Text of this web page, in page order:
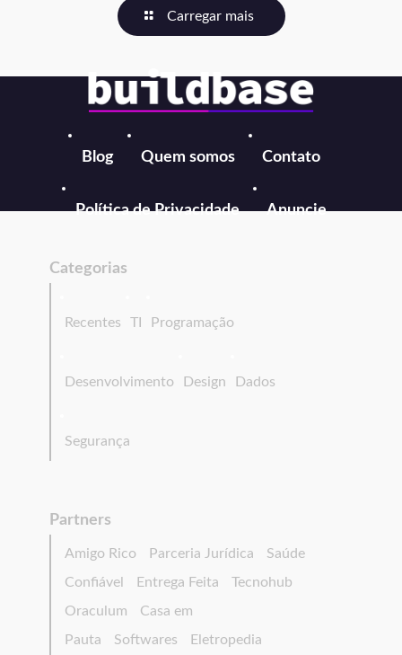
Carregar mais
Blog Quem somos Contato
Política de Privacidade Anuncie
Categorias
Recentes TI Programação
Desenvolvimento Design Dados
Segurança
Partners
Amigo Rico Parceria Jurídica
Saúde
Confiável
Entrega Feita
Tecnohub
Oraculum
Casa em
Pauta
Softwares Eletropedia